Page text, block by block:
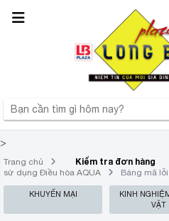
>
Trang chủ Kiểm tra đơn hàng
sử dụng Điều hòa AQUA
Bảng mã
KHUYẾN MẠI
KINH
VẶT